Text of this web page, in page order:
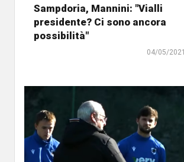
Sampdoria, Mannini: "Vialli
presidente? Ci sono ancora
possibilità"
04/05/2021